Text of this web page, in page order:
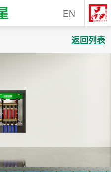
EN
返回列表